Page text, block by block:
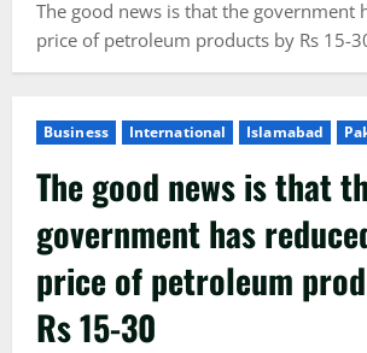
The good news is that the government
price of petroleum products by Rs 15-
Business International Islamabad
The good news is that
government has
price of petroleum
Rs 15-30